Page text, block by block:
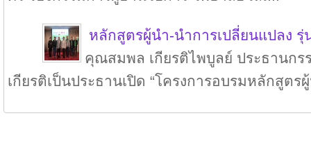
หลักสูตรผู้นำ-นำการเปลี่ยนแปลง รุ่
คุณสมพล เกียรติไพบูลย์ ประธานก
เกียรติเป็นประธานเปิด “โครงการอบรมหลักสูตร